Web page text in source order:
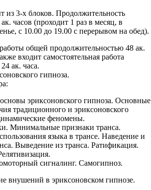
из 3-х блоков. Продолжительность
часов (проходит 1 раз в месяц, в
с 10.00 до 19.00 с перерывом на обед).
общей продолжительностью 48 ак.
входит самостоятельная работа
ак. часа.
гипноза.
эриксоновского гипноза. Основные
традиционного и эриксоновского
феномены.
Минимальные признаки транса.
языка в трансе. Наведение и
Выведение из транса. Ратификация.
сигналинг. Самогипноз.
внушений в эриксоновском гипнозе.